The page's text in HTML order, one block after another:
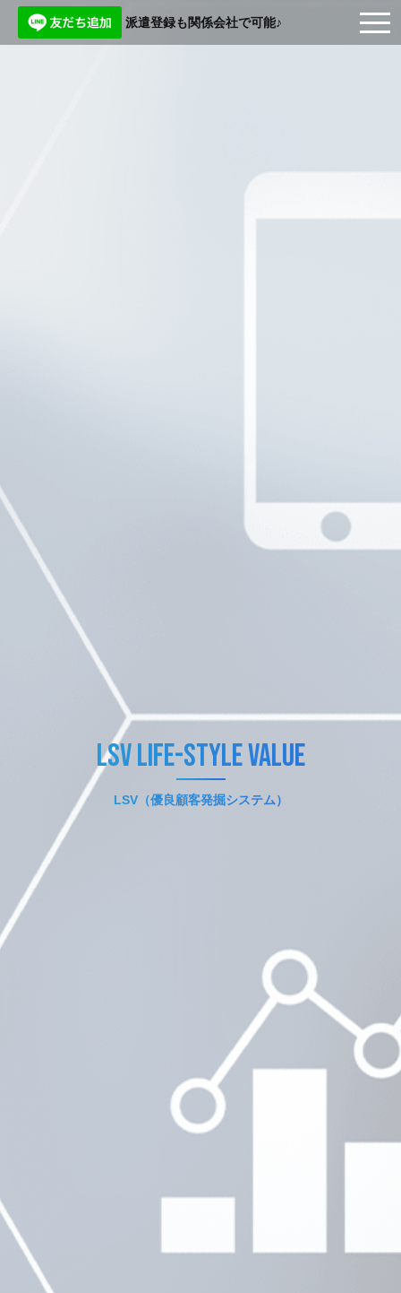
派遣登録も関係会社で可能♪
LSV Life-Style Value
LSV（優良顧客発掘システム）